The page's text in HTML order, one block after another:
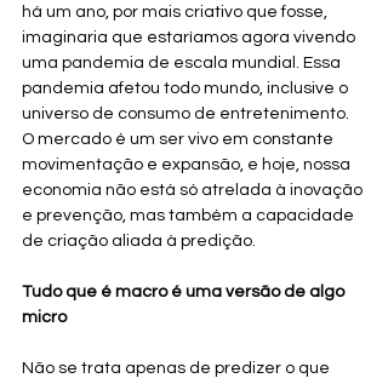
há um ano, por mais criativo que fosse,
imaginaria que estaríamos agora vivendo
uma pandemia de escala mundial. Essa
pandemia afetou todo mundo, inclusive o
universo de consumo de entretenimento.
O mercado é um ser vivo em constante
movimentação e expansão, e hoje, nossa
economia não está só atrelada à inovação
e prevenção, mas também a capacidade
de criação aliada à predição.
Tudo que é macro é uma versão de algo
micro
Não se trata apenas de predizer o que